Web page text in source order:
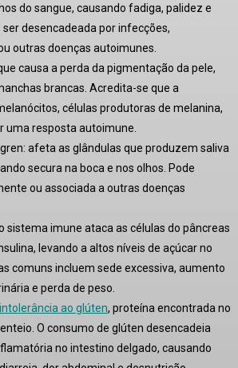
do sangue, causando fadiga, palidez e
ser desencadeada por infecções,
outras doenças autoimunes
causa a perda da pigmentação da pele,
brancas . Acredita-se que a
células produtoras de melanina,
uma resposta autoimune
afeta as glândulas que produzem saliva
secura na boca e nos olhos . Pode
ou associada a outras doenças
sistema imune ataca as células do pâncreas
levando a altos níveis de açúcar no
comuns incluem sede excessiva, aumento
e perda de peso
intolerância ao glúten, proteína encontrada no
. O consumo de glúten desencadeia
no intestino delgado, causando